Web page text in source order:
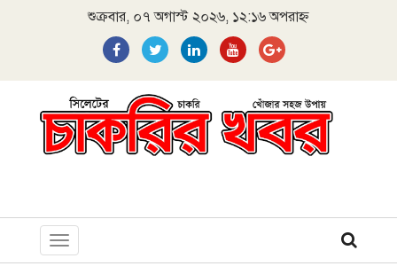
শুক্রবার, ০৭ অগাস্ট ২০২৬, ১২:১৬ অপরাহ্ন
Toggle
navigation